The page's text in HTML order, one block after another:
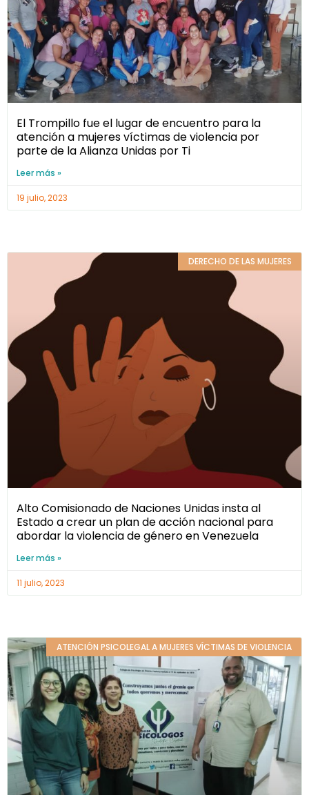
El Trompillo fue el lugar de encuentro para la
atención a mujeres víctimas de violencia por
parte de la Alianza Unidas por Ti
Leer más »
19 julio, 2023
DERECHO DE LAS MUJERES
Alto Comisionado de Naciones Unidas insta al
Estado a crear un plan de acción nacional para
abordar la violencia de género en Venezuela
Leer más »
11 julio, 2023
ATENCIÓN PSICOLEGAL A MUJERES VÍCTIMAS DE VIOLENCIA